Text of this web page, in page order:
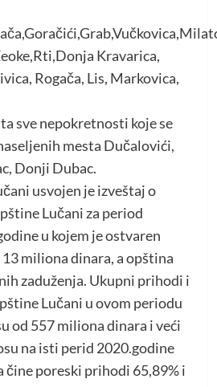
Kravarica,
Rogača, Lis, Markovica,
sve nepokretnosti koje se
mesta Dučalovići,
Donji Dubac.
usvojen je izveštaj o
Lučani za period
u kojem je ostvaren
miliona dinara, a opština
zaduženja. Ukupni prihodi i
Lučani u ovom periodu
od 557 miliona dinara i veći
na isti perid 2020.godine
čine poreski prihodi 65,89% i